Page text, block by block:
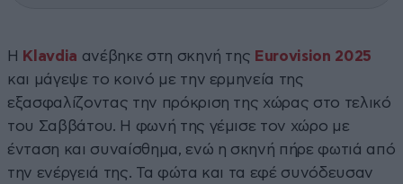
Η Klavdia ανέβηκε στη σκηνή της Eurovision 2025
και μάγεψε το κοινό με την ερμηνεία της
εξασφαλίζοντας την πρόκριση της χώρας στο τελικό
του Σαββάτου. Η φωνή της γέμισε τον χώρο με
ένταση και συναίσθημα, ενώ η σκηνή πήρε φωτιά από
την ενέργειά της. Τα φώτα και τα εφέ συνόδευσαν